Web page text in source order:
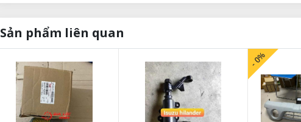
Sản phẩm liên quan
- 0%